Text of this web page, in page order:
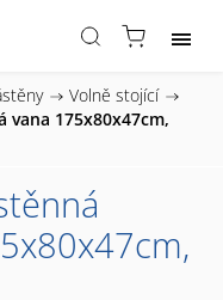
/ Volně stojící /
vana 175x80x47cm,